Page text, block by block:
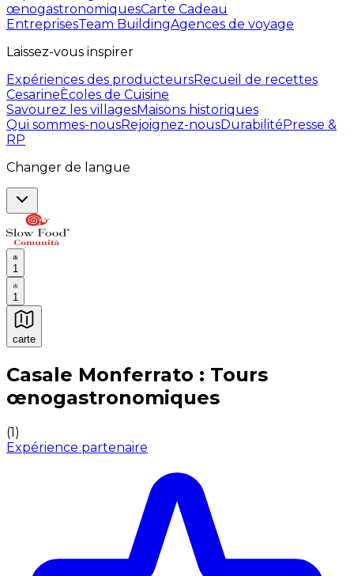
œnogastronomiquesCarte Cadeau
EntreprisesTeam BuildingAgences de voyage
Laissez-vous inspirer
Expériences des producteursRecueil de recettes
CesarineÈcoles de Cuisine
Savourez les villagesMaisons historiques
Qui sommes-nousRejoignez-nousDurabilitéPresse &
RP
Changer de langue
1
1
carte
Expériences culinaires inoubliables : Expériences
Casale Monferrato : Tours
œnogastronomiques
(1)
Expérience partenaire